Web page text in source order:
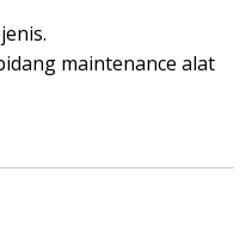
maintenance alat